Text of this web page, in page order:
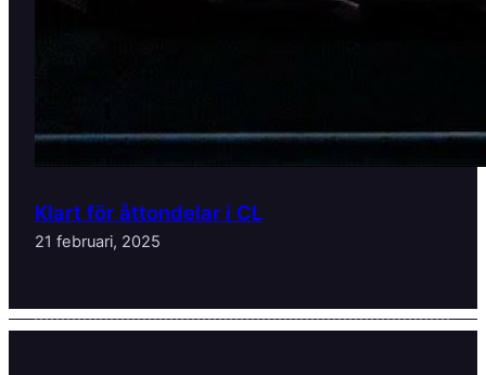
Klart för åttondelar i CL
21 februari, 2025